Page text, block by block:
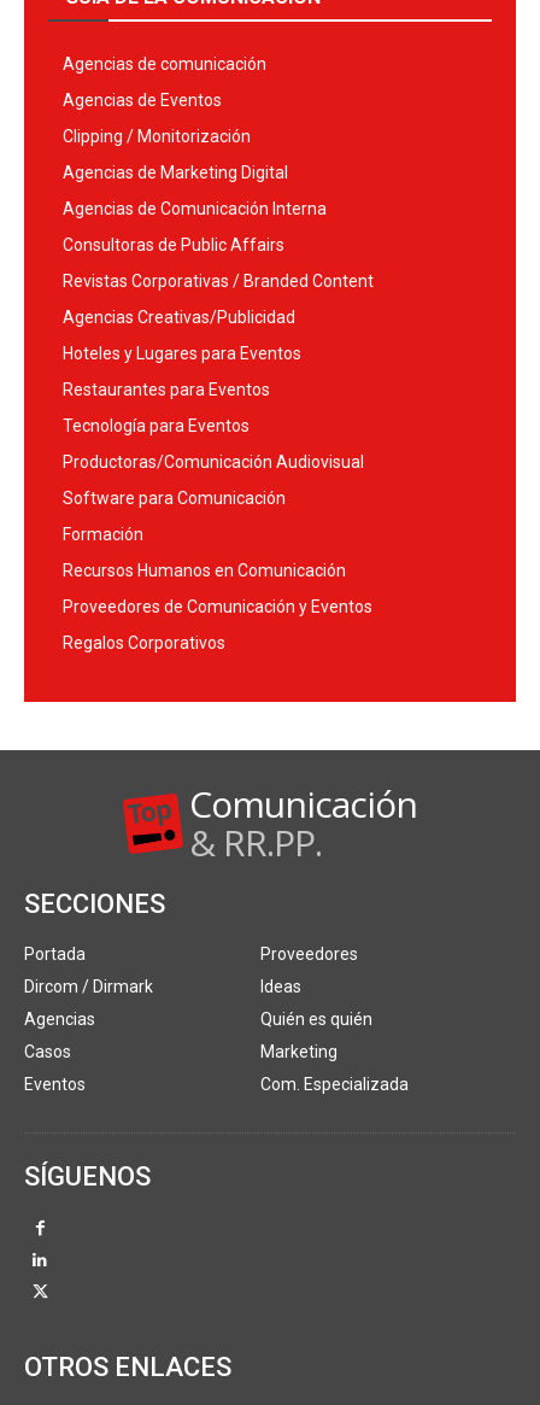
Agencias de comunicación
Agencias de Eventos
Clipping / Monitorización
Agencias de Marketing Digital
Agencias de Comunicación Interna
Consultoras de Public Affairs
Revistas Corporativas / Branded Content
Agencias Creativas/Publicidad
Hoteles y Lugares para Eventos
Restaurantes para Eventos
Tecnología para Eventos
Productoras/Comunicación Audiovisual
Software para Comunicación
Formación
Recursos Humanos en Comunicación
Proveedores de Comunicación y Eventos
Regalos Corporativos
Comunicación
& RR.PP.
SECCIONES
Portada
Dircom / Dirmark
Agencias
Casos
Eventos
Proveedores
Ideas
Quién es quién
Marketing
Com. Especializada
SÍGUENOS
OTROS ENLACES